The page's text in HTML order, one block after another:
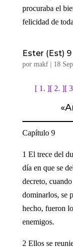
procuraba el
felicidad de
Ester (Est) 9
por makf| 18
[ 1. ][ 2. ][
«
Capítulo 9
1 El trece del
día en que se
decreto,
dominarlos, se
hecho, fueron
enemigos.
2 Ellos se